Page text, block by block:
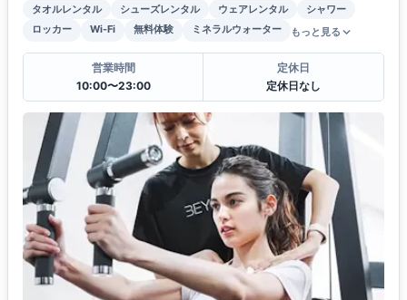
タオルレンタル シューズレンタル ウェアレンタル
シャワー
ロッカー
Wi-Fi 無料体験 ミネラルウォーター もっと見る
営業時間
10:00〜23:00
定休日
定休日なし